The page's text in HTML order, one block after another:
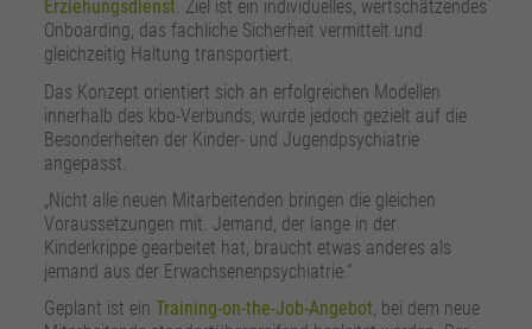
Erziehungsdienst. Ziel ist ein individuelles, wertschätzendes
Onboarding, das fachliche Sicherheit vermittelt und
gleichzeitig Haltung transportiert.
Das Konzept orientiert sich an erfolgreichen Modellen
innerhalb des kbo-Verbunds, wurde jedoch gezielt auf die
Besonderheiten der Kinder- und Jugendpsychiatrie
angepasst.
„Nicht alle neuen Mitarbeitenden bringen die gleichen
Voraussetzungen mit. Jemand, der lange in der
Kinderkrippe gearbeitet hat, braucht etwas anderes als
jemand aus der Erwachsenenpsychiatrie.“
Geplant ist ein Training-on-the-Job-Angebot, bei dem neue